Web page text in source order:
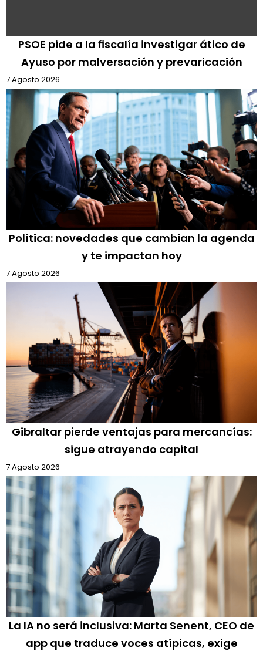
PSOE pide a la fiscalía investigar ático de
Ayuso por malversación y prevaricación
7 Agosto 2026
Política: novedades que cambian la agenda
y te impactan hoy
7 Agosto 2026
Gibraltar pierde ventajas para mercancías:
sigue atrayendo capital
7 Agosto 2026
La IA no será inclusiva: Marta Senent, CEO de
app que traduce voces atípicas, exige